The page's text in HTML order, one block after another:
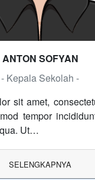
ANTON SOFYAN
- Kepala Sekolah -
sit amet,
tempor
Ut…
SELENGKAPNYA